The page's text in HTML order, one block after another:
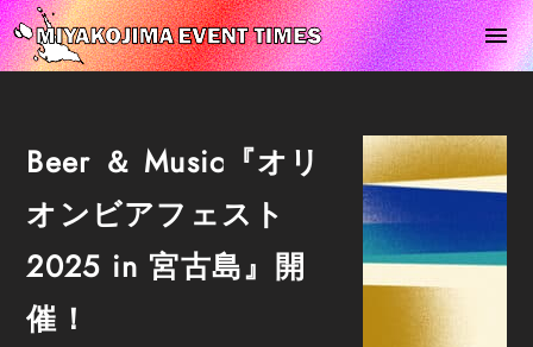
Beer ＆ Music『オリ
オンビアフェスト
2025 in 宮古島』開
催！